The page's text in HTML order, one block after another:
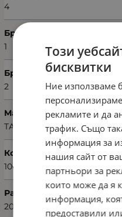
4
Брой пликове
1
Брой калъфки
2
Марка
TAÇ
Код на продукта
1000049258
Размери на плика (Ш х В)
200 х 220 см
Този
бисквитки
Ние използваме
рекламите и да
трафик. Също
информация за
нашия сайт от
партньори за
които може да я
информация,
предоставили